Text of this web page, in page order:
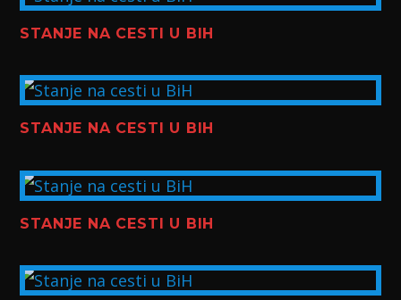
STANJE NA CESTI U BIH
STANJE NA CESTI U BIH
STANJE NA CESTI U BIH